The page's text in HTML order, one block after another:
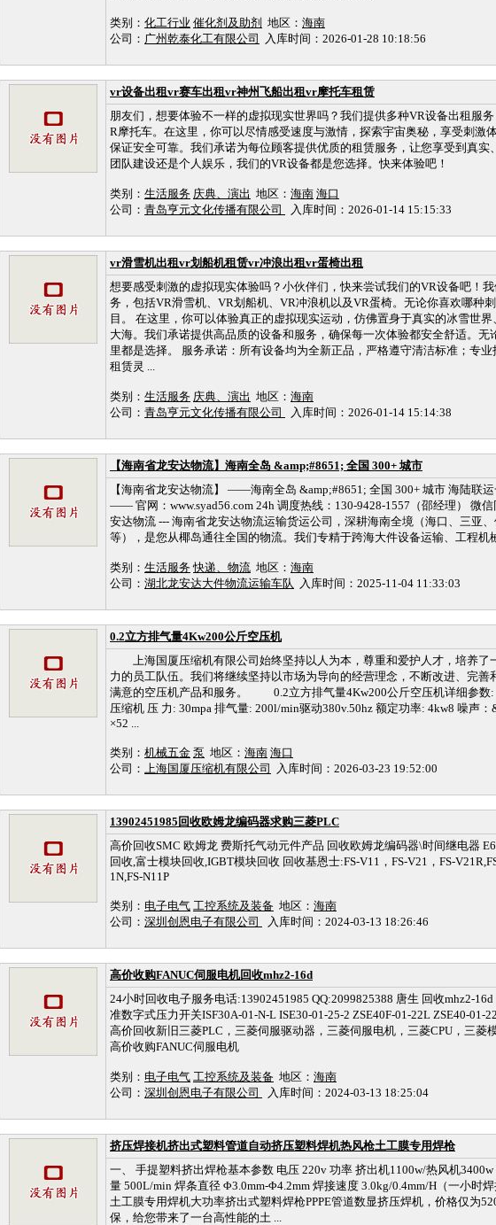
类别： 化工行业 催化剂及助剂 地区： 海南
公司： 广州乾泰化工有限公司 入库时间：2026-01-28 10:18:56
vr设备出租vr赛车出租vr神州飞船出租vr摩托车租赁
朋友们，想要体验不一样的虚拟现实世界吗？我们提供多种VR设备出租服
R摩托车。在这里，你可以尽情感受速度与激情，探索宇宙奥秘，享受刺激
保证安全可靠。我们承诺为每位顾客提供优质的租赁服务，让您享受到真实
团队建设还是个人娱乐，我们的VR设备都是您选择。快来体验吧！
类别： 生活服务 庆典、演出 地区： 海南 海口
公司： 青岛亨元文化传播有限公司 入库时间：2026-01-14 15:15:33
vr滑雪机出租vr划船机租赁vr冲浪出租vr蛋椅出租
想要感受刺激的虚拟现实体验吗？小伙伴们，快来尝试我们的VR设备吧！
务，包括VR滑雪机、VR划船机、VR冲浪机以及VR蛋椅。无论你喜欢哪种
目。 在这里，你可以体验真正的虚拟现实运动，仿佛置身于真实的冰雪世
大海。我们承诺提供高品质的设备和服务，确保每一次体验都安全舒适。无
里都是选择。 服务承诺：所有设备均为全新正品，严格遵守清洁标准；专业
租赁灵 ...
类别： 生活服务 庆典、演出 地区： 海南
公司： 青岛亨元文化传播有限公司 入库时间：2026-01-14 15:14:38
【海南省龙安达物流】海南全岛 &amp;#8651; 全国 300+ 城市
【海南省龙安达物流】 ——海南全岛 &amp;#8651; 全国 300+ 城市 海陆联
—— 官网：www.syad56.com 24h 调度热线：130-9428-1557（邵经理） 微
安达物流 --- 海南省龙安达物流运输货运公司，深耕海南全境（海口、三亚
等），是您从椰岛通往全国的物流。我们专精于跨海大件设备运输、工程机
类别： 生活服务 快递、物流 地区： 海南
公司： 湖北龙安达大件物流运输车队 入库时间：2025-11-04 11:33:03
0.2立方排气量4Kw200公斤空压机
上海国厦压缩机有限公司始终坚持以人为本，尊重和爱护人才，培养了
力的员工队伍。我们将继续坚持以市场为导向的经营理念，不断改进、完善
满意的空压机产品和服务。 0.2立方排气量4Kw200公斤空压机详细参
压缩机 压 力: 30mpa 排气量: 200l/min驱动380v.50hz 额定功率: 4kw8 噪声
×52 ...
类别： 机械五金 泵 地区： 海南 海口
公司： 上海国厦压缩机有限公司 入库时间：2026-03-23 19:52:00
13902451985回收欧姆龙编码器求购三菱PLC
高价回收SMC 欧姆龙 费斯托气动元件产品 回收欧姆龙编码器\时间继电器
回收,富士模块回收,IGBT模块回收 回收基恩士:FS-V11，FS-V21，FS-
1N,FS-N11P
类别： 电子电气 工控系统及装备 地区： 海南
公司： 深圳创恩电子有限公司 入库时间：2024-03-13 18:26:46
高价收购FANUC伺服电机回收mhz2-16d
24小时回收电子服务电话:13902451985 QQ:2099825388 唐生 回收mhz2-
准数字式压力开关ISF30A-01-N-L ISE30-01-25-2 ZSE40F-01-22L ZSE40-01-
高价回收新旧三菱PLC，三菱伺服驱动器，三菱伺服电机，三菱CPU，三菱
高价收购FANUC伺服电机
类别： 电子电气 工控系统及装备 地区： 海南
公司： 深圳创恩电子有限公司 入库时间：2024-03-13 18:25:04
挤压焊接机挤出式塑料管道自动挤压塑料焊机热风枪土工膜专用焊枪
一、 手提塑料挤出焊枪基本参数 电压 220v 功率 挤出机1100w/热风机
量 500L/min 焊条直径 Φ3.0mm-Φ4.2mm 焊接速度 3.0kg/0.4mm/H（一小时
土工膜专用焊机大功率挤出式塑料焊枪PPPE管道数显挤压焊机，价格仅为
保，给您带来了一台高性能的土 ...